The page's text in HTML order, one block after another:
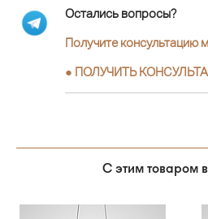
Остались вопросы?
Получите консультацию
● ПОЛУЧИТЬ
С этим товаром